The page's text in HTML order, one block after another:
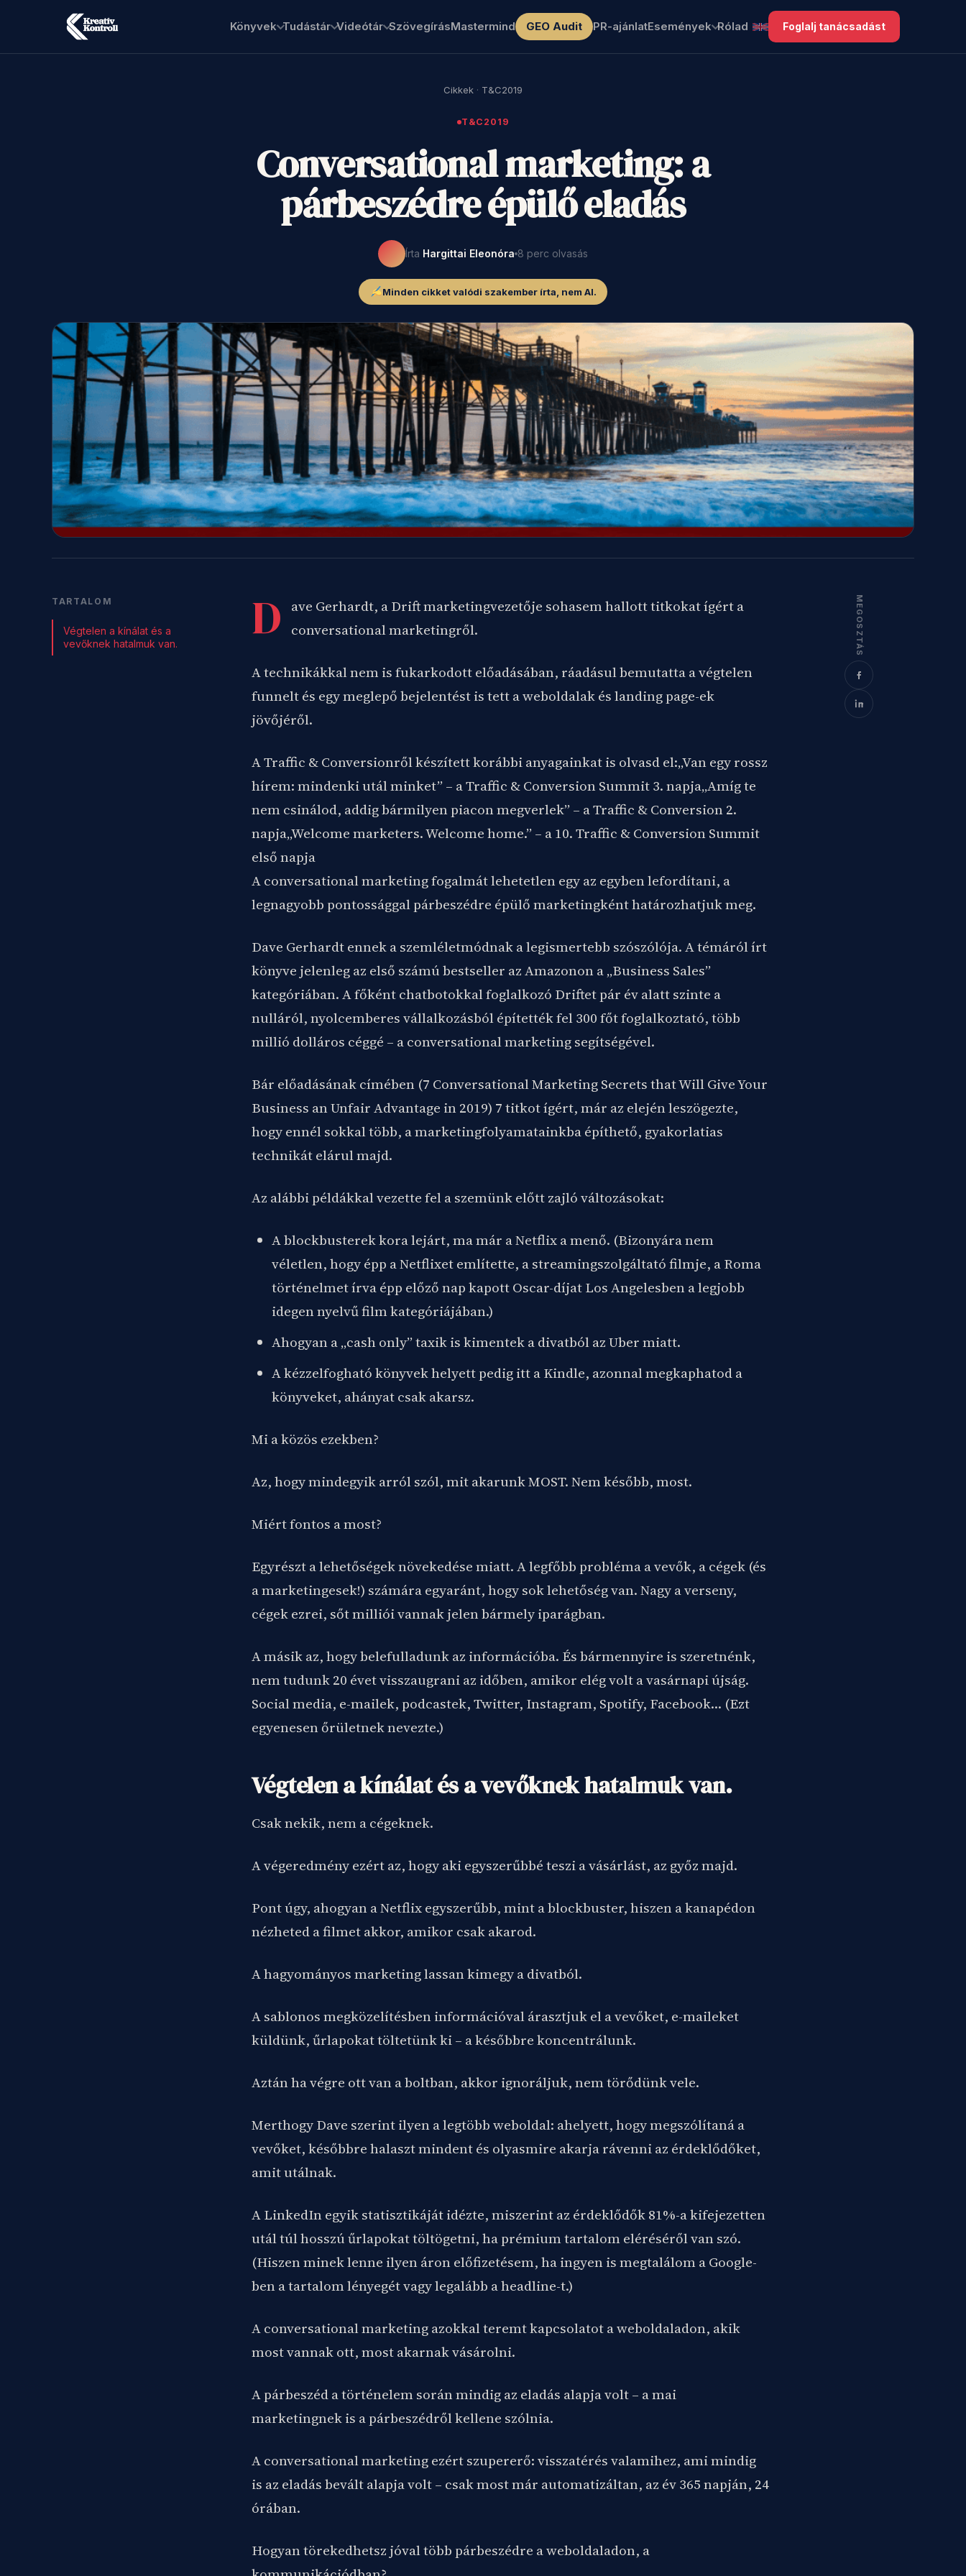
Könyvek Tudástár Videótár SzövegírásMastermind GEO Audit PR-ajánlatEsemények Rólad Foglalj tanácsadást
Cikkek · T&C2019
T&C2019
Conversational marketing: a
párbeszédre épülő eladás
Írta Hargittai Eleonóra 8 perc olvasás
Minden cikket valódi szakember írta, nem AI.
TARTALOM
Végtelen a kínálat és a
vevőknek hatalmuk van.
D
ave Gerhardt, a Drift marketingvezetője sohasem hallott titkokat ígért a
conversational marketingről.
A technikákkal nem is fukarkodott előadásában, ráadásul bemutatta a végtelen
funnelt és egy meglepő bejelentést is tett a weboldalak és landing page-ek
jövőjéről.
A Traffic & Conversionről készített korábbi anyagainkat is olvasd el:„Van egy rossz
hírem: mindenki utál minket” – a Traffic & Conversion Summit 3. napja„Amíg te
nem csinálod, addig bármilyen piacon megverlek” – a Traffic & Conversion 2.
napja„Welcome marketers. Welcome home.” – a 10. Traffic & Conversion Summit
első napja
A conversational marketing fogalmát lehetetlen egy az egyben lefordítani, a
legnagyobb pontossággal párbeszédre épülő marketingként határozhatjuk meg.
Dave Gerhardt ennek a szemléletmódnak a legismertebb szószólója. A témáról írt
könyve jelenleg az első számú bestseller az Amazonon a „Business Sales”
kategóriában. A főként chatbotokkal foglalkozó Driftet pár év alatt szinte a
nulláról, nyolcemberes vállalkozásból építették fel 300 főt foglalkoztató, több
millió dolláros céggé – a conversational marketing segítségével.
Bár előadásának címében (7 Conversational Marketing Secrets that Will Give Your
Business an Unfair Advantage in 2019) 7 titkot ígért, már az elején leszögezte,
hogy ennél sokkal több, a marketingfolyamatainkba építhető, gyakorlatias
technikát elárul majd.
Az alábbi példákkal vezette fel a szemünk előtt zajló változásokat:
A blockbusterek kora lejárt, ma már a Netflix a menő. (Bizonyára nem
véletlen, hogy épp a Netflixet említette, a streamingszolgáltató filmje, a Roma
történelmet írva épp előző nap kapott Oscar-díjat Los Angelesben a legjobb
idegen nyelvű film kategóriájában.)
Ahogyan a „cash only” taxik is kimentek a divatból az Uber miatt.
A kézzelfogható könyvek helyett pedig itt a Kindle, azonnal megkaphatod a
könyveket, ahányat csak akarsz.
Mi a közös ezekben?
Az, hogy mindegyik arról szól, mit akarunk MOST. Nem később, most.
Miért fontos a most?
Egyrészt a lehetőségek növekedése miatt. A legfőbb probléma a vevők, a cégek (és
a marketingesek!) számára egyaránt, hogy sok lehetőség van. Nagy a verseny,
cégek ezrei, sőt milliói vannak jelen bármely iparágban.
A másik az, hogy belefulladunk az információba. És bármennyire is szeretnénk,
nem tudunk 20 évet visszaugrani az időben, amikor elég volt a vasárnapi újság.
Social media, e-mailek, podcastek, Twitter, Instagram, Spotify, Facebook… (Ezt
egyenesen őrületnek nevezte.)
Végtelen a kínálat és a vevőknek hatalmuk van.
Csak nekik, nem a cégeknek.
A végeredmény ezért az, hogy aki egyszerűbbé teszi a vásárlást, az győz majd.
Pont úgy, ahogyan a Netflix egyszerűbb, mint a blockbuster, hiszen a kanapédon
nézheted a filmet akkor, amikor csak akarod.
A hagyományos marketing lassan kimegy a divatból.
A sablonos megközelítésben információval árasztjuk el a vevőket, e-maileket
küldünk, űrlapokat töltetünk ki – a későbbre koncentrálunk.
Aztán ha végre ott van a boltban, akkor ignoráljuk, nem törődünk vele.
Merthogy Dave szerint ilyen a legtöbb weboldal: ahelyett, hogy megszólítaná a
vevőket, későbbre halaszt mindent és olyasmire akarja rávenni az érdeklődőket,
amit utálnak.
A LinkedIn egyik statisztikáját idézte, miszerint az érdeklődők 81%-a kifejezetten
utál túl hosszú űrlapokat töltögetni, ha prémium tartalom eléréséről van szó.
(Hiszen minek lenne ilyen áron előfizetésem, ha ingyen is megtalálom a Google-
ben a tartalom lényegét vagy legalább a headline-t.)
A conversational marketing azokkal teremt kapcsolatot a weboldaladon, akik
most vannak ott, most akarnak vásárolni.
A párbeszéd a történelem során mindig az eladás alapja volt – a mai
marketingnek is a párbeszédről kellene szólnia.
A conversational marketing ezért szupererő: visszatérés valamihez, ami mindig
is az eladás bevált alapja volt – csak most már automatizáltan, az év 365 napján, 24
órában.
Hogyan törekedhetsz jóval több párbeszédre a weboldaladon, a
MEGOSZTÁS